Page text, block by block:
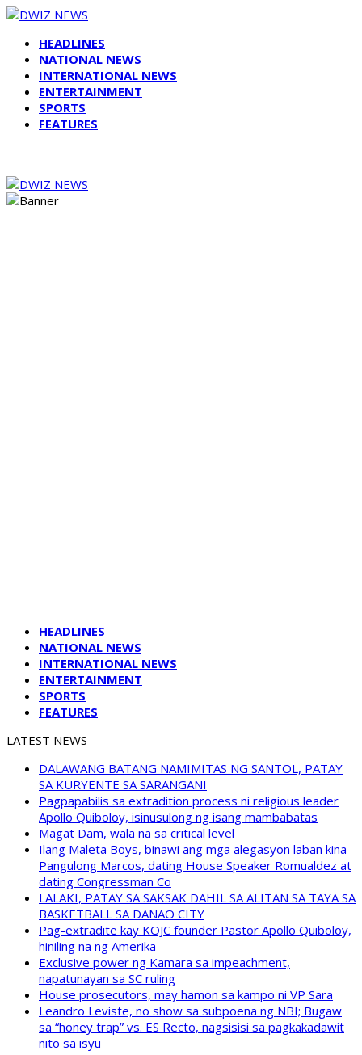
HEADLINES
NATIONAL NEWS
INTERNATIONAL NEWS
ENTERTAINMENT
SPORTS
FEATURES
HEADLINES
NATIONAL NEWS
INTERNATIONAL NEWS
ENTERTAINMENT
SPORTS
FEATURES
LATEST NEWS
DALAWANG BATANG NAMIMITAS NG SANTOL, PATAY
SA KURYENTE SA SARANGANI
Pagpapabilis sa extradition process ni religious leader
Apollo Quiboloy, isinusulong ng isang mambabatas
Magat Dam, wala na sa critical level
Ilang Maleta Boys, binawi ang mga alegasyon laban kina
Pangulong Marcos, dating House Speaker Romualdez at
dating Congressman Co
LALAKI, PATAY SA SAKSAK DAHIL SA ALITAN SA TAYA SA
BASKETBALL SA DANAO CITY
Pag-extradite kay KOJC founder Pastor Apollo Quiboloy,
hiniling na ng Amerika
Exclusive power ng Kamara sa impeachment,
napatunayan sa SC ruling
House prosecutors, may hamon sa kampo ni VP Sara
Leandro Leviste, no show sa subpoena ng NBI; Bugaw
sa “honey trap” vs. ES Recto, nagsisisi sa pagkakadawit
nito sa isyu